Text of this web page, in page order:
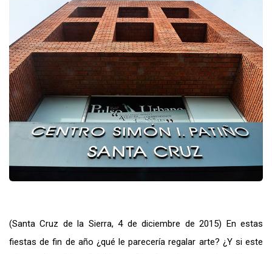
(Santa Cruz de la Sierra, 4 de diciembre de 2015) En estas
fiestas de fin de año ¿qué le parecería regalar arte? ¿Y si este